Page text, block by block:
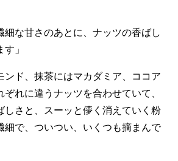
細な甘さのあとに、ナッツの香ばし
」
ンド、抹茶にはマカダミア、ココア
れに違うナッツを合わせていて、
しさと、スーッと儚く消えていく粉
細で、ついつい、いくつも摘まんで